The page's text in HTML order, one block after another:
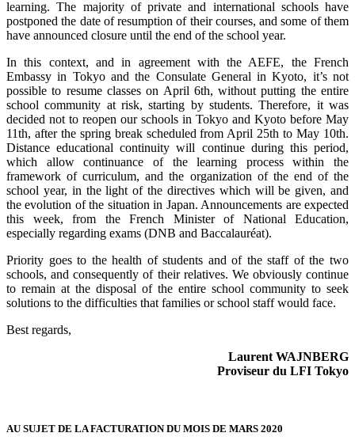
learning. The majority of private and international schools have
postponed the date of resumption of their courses, and some of them
have announced closure until the end of the school year.
In this context, and in agreement with the AEFE, the French
Embassy in Tokyo and the Consulate General in Kyoto, it’s not
possible to resume classes on April 6th, without putting the entire
school community at risk, starting by students. Therefore, it was
decided not to reopen our schools in Tokyo and Kyoto before May
11th, after the spring break scheduled from April 25th to May 10th.
Distance educational continuity will continue during this period,
which allow continuance of the learning process within the
framework of curriculum, and the organization of the end of the
school year, in the light of the directives which will be given, and
the evolution of the situation in Japan. Announcements are expected
this week, from the French Minister of National Education,
especially regarding exams (DNB and Baccalauréat).
Priority goes to the health of students and of the staff of the two
schools, and consequently of their relatives. We obviously continue
to remain at the disposal of the entire school community to seek
solutions to the difficulties that families or school staff would face.
Best regards,
Laurent WAJNBERG
Proviseur du LFI Tokyo
AU SUJET DE LA FACTURATION DU MOIS DE MARS 2020